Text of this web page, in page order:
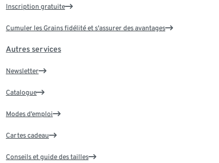
Inscription gratuite
Cumuler les Grains fidélité et s'assurer des avantages
Autres services
Newsletter
Catalogue
Modes d’emploi
Cartes cadeau
Conseils et guide des tailles